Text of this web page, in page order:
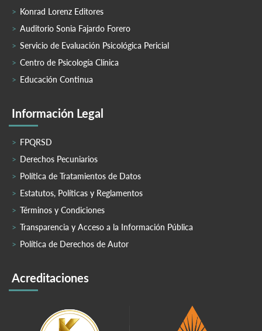
Konrad Lorenz Editores
Auditorio Sonia Fajardo Forero
Servicio de Evaluación Psicológica Pericial
Centro de Psicología Clínica
Educación Continua
Información Legal
FPQRSD
Derechos Pecuniarios
Política de Tratamientos de Datos
Estatutos, Políticas y Reglamentos
Términos y Condiciones
Transparencia y Acceso a la Información Pública
Política de Derechos de Autor
Acreditaciones